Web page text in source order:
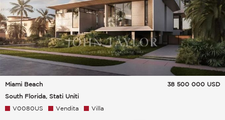
Miami Beach
South Florida, Stati Uniti
38 500 000 USD
V0080US Vendita Villa